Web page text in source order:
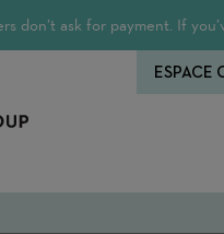
don’t ask for payment. If
ESPACE